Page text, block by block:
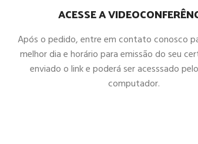
ACESSE A
Após o pedido, entre em contato conosco
melhor dia e horário para emissão do seu
enviado o link e poderá ser acesssado
computador.